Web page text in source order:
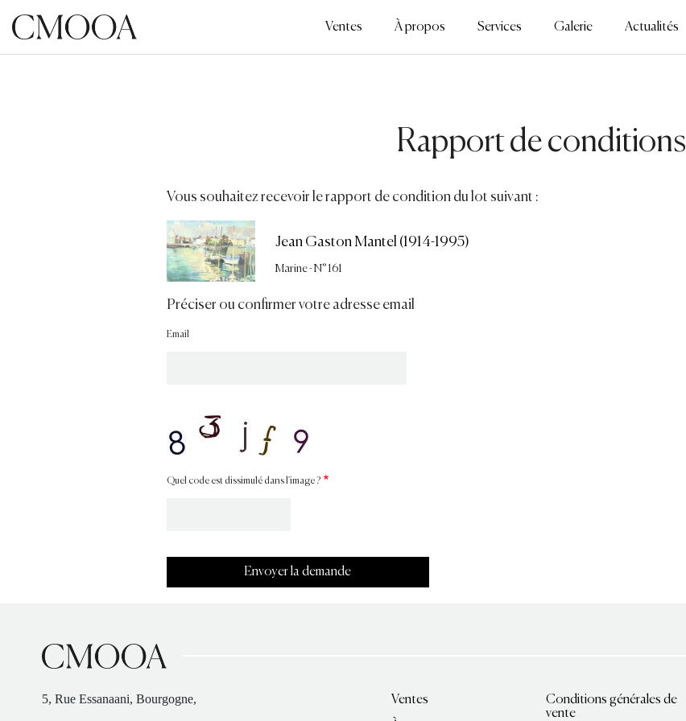
contenu
Ventes À propos Services Galerie Actualités
Rapport de conditions
Vous souhaitez recevoir le rapport de condition du lot suivant :
Jean Gaston Mantel (1914-1995)
Marine - N° 161
Préciser ou confirmer votre adresse email
Email
Quel code est dissimulé dans l'image ?
5, Rue Essanaani, Bourgogne,
Ventes
Conditions générales de
vente